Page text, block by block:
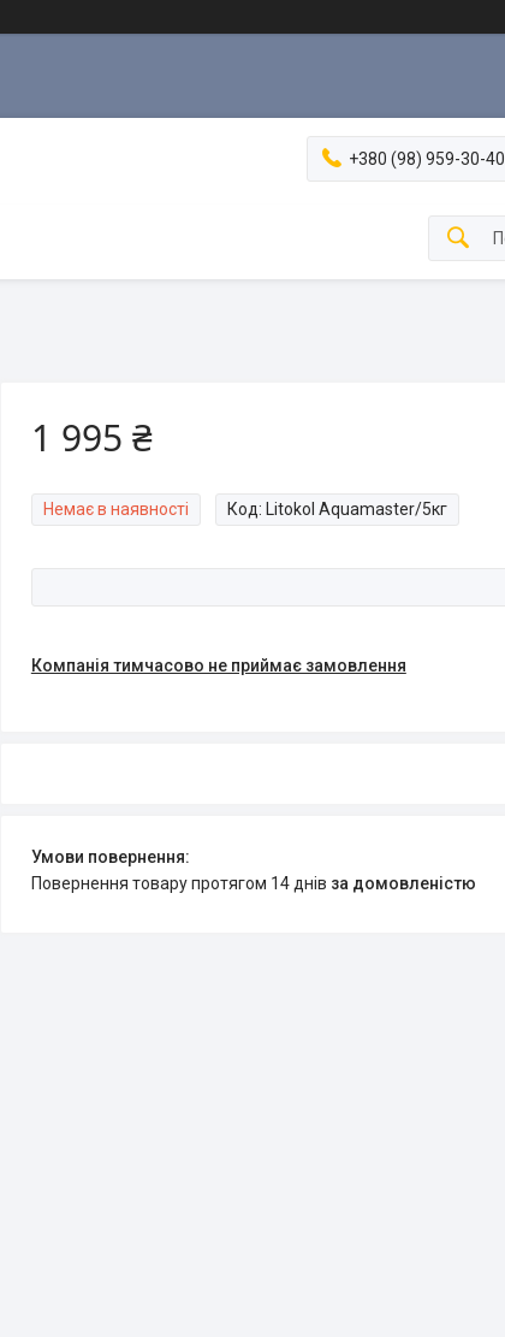
+380 (98) 959-30-40
1 995 ₴
Немає в наявності Код: Litokol Aquamaster/5кг
Компанія тимчасово не приймає замовлення
повернення товару протягом 14 днів за домовленістю